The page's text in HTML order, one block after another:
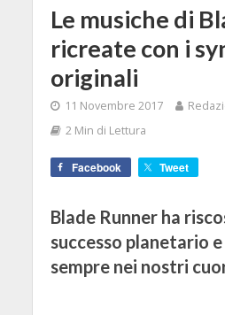
Le musiche di
ricreate con i
originali
11 Novembre 2017
2 Min di Lettura
Facebook Tweet
Blade Runner ha
successo planetario
sempre nei nostri